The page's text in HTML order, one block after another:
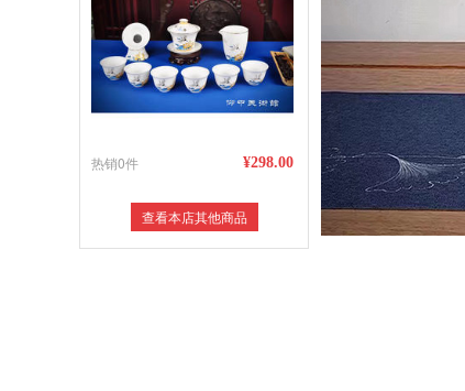
¥298.00
热销0件
查看本店其他商品